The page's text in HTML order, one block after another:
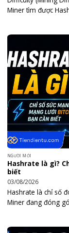
Miner tìm được
NGƯỜI MỚI
Hashrate là gì?
biết
03/08/2026
Hashrate là chỉ số
Miner đang đóng